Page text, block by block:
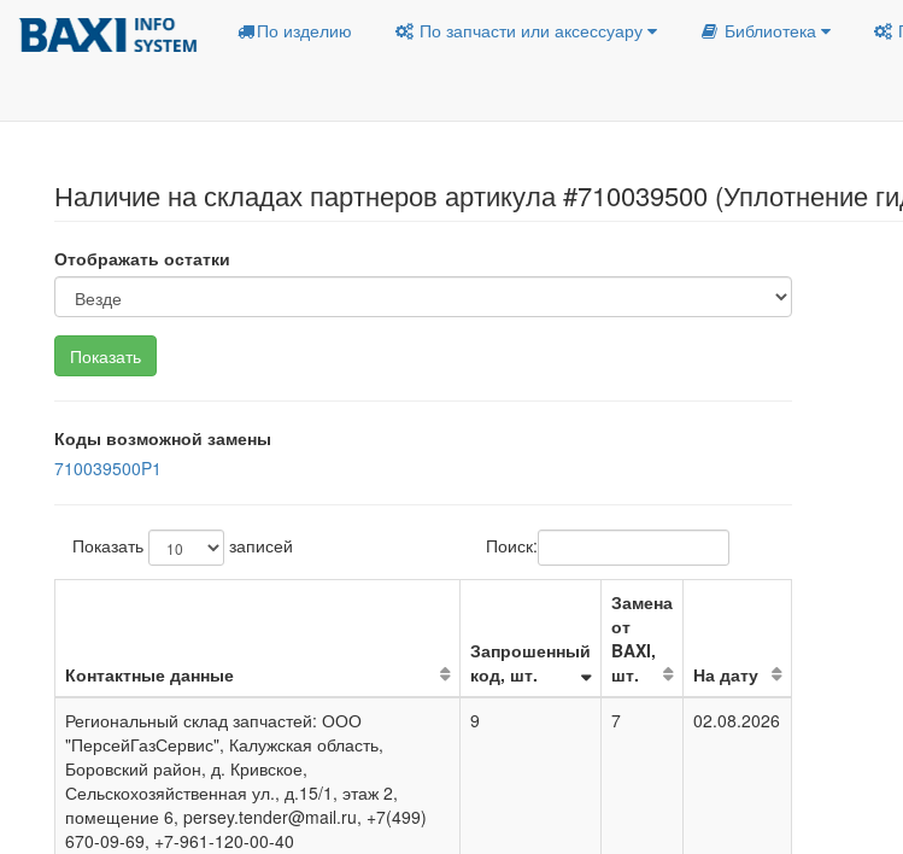
По изделию По запчасти или аксессуару Библиотека
Наличие на складах партнеров артикула #710039500 (Уплотнение
Отображать остатки
Коды возможной замены
710039500P1
Показать записей Поиск:
Контактные данные
Запрошенный
код, шт.
Замена
от
BAXI,
шт.
На дату
Региональный склад запчастей: ООО
"ПерсейГазСервис", Калужская область,
Боровский район, д. Кривское,
Сельскохозяйственная ул., д.15/1, этаж 2,
помещение 6, persey.tender@mail.ru, +7(499)
670-09-69, +7-961-120-00-40
9 7 02.08.2026